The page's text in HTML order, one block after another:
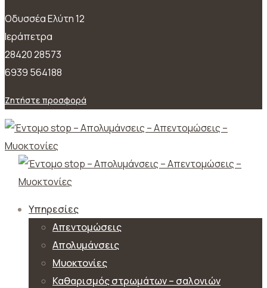
Oδυσσέα Ελύτη 12
Ιεράπετρα
28420 28573
6939 564188
Ζητήστε προσφορά
Υπηρεσίες
Απεντομώσεις
Απολυμάνσεις
Μυοκτονίες
Καθαρισμός στρωμάτων – σαλονιών